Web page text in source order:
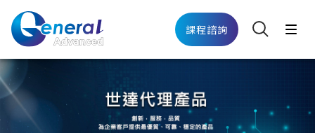
課程諮詢